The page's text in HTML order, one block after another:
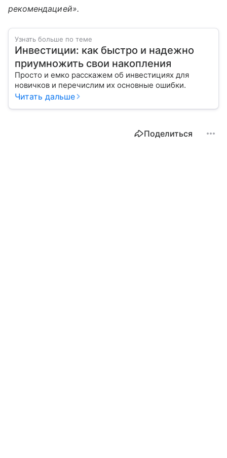
рекомендацией».
Узнать больше по теме
Инвестиции: как быстро и надежно
приумножить свои накопления
Просто и емко расскажем об инвестициях для
новичков и перечислим их основные ошибки.
Читать дальше
Поделиться